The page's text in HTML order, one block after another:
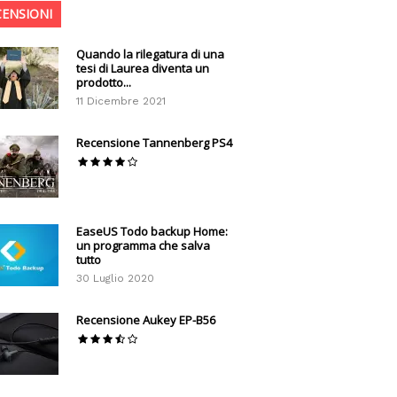
Quando la rilegatura di una
tesi di Laurea diventa un
prodotto...
11 Dicembre 2021
Recensione Tannenberg PS4
EaseUS Todo backup Home:
un programma che salva
tutto
30 Luglio 2020
Recensione Aukey EP-B56